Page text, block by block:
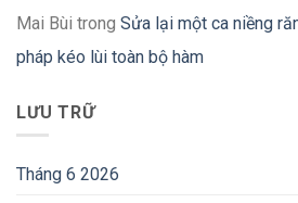
Mai Bùi trong Sửa lại một ca niềng
pháp kéo lùi toàn bộ hàm
LƯU TRỮ
Tháng 6 2026